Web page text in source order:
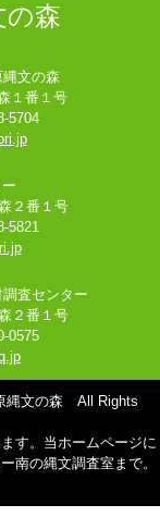
の森
文の森
１番１号
5704
２番１号
5821
査センター
２番１号
0575
縄文の森 All Rights
す。当ホームページに
南の縄文調査室まで。